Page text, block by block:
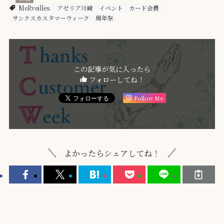
MeRveilles.
アゼリア川崎 イベント
カード会員
サンクスカスタマーウィーク
周年祭
この記事が気に入ったら
フォローしてね！
Follow Me
よかったらシェアしてね！